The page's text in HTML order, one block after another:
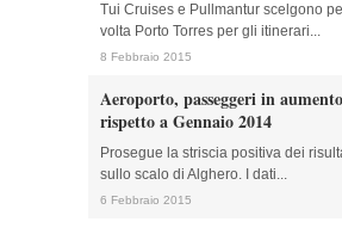
Tui Cruises e Pullmantur scelgono
volta Porto Torres per gli itinerari...
8 Febbraio 2015
Aeroporto, passeggeri in
rispetto a Gennaio 2014
Prosegue la striscia positiva dei
sullo scalo di Alghero. I dati...
6 Febbraio 2015